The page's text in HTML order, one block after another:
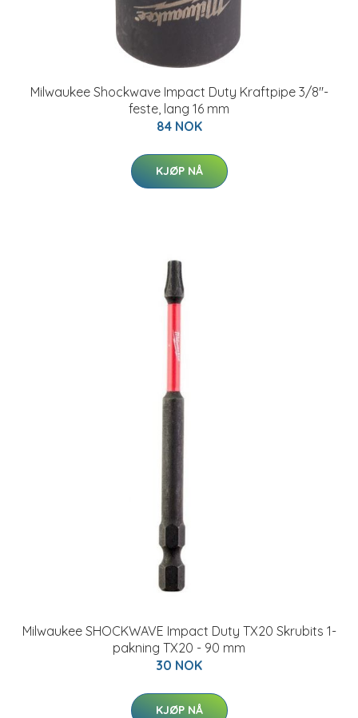
Milwaukee Shockwave Impact Duty Kraftpipe 3/8"-
feste, lang 16 mm
84 NOK
KJØP NÅ
Milwaukee SHOCKWAVE Impact Duty TX20 Skrubits 1-
pakning TX20 - 90 mm
30 NOK
KJØP NÅ